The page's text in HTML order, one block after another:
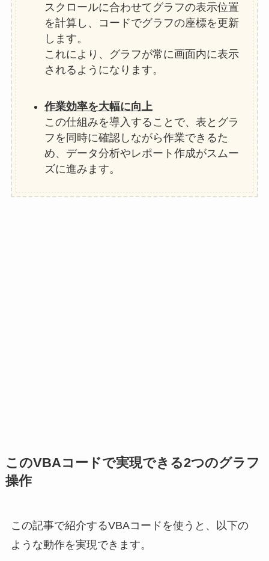
スクロールに合わせてグラフの表示位置
を計算し、コードでグラフの座標を更新
します。
これにより、グラフが常に画面内に表示
されるようになります。
作業効率を大幅に向上
この仕組みを導入することで、表とグラ
フを同時に確認しながら作業できるた
め、データ分析やレポート作成がスムー
ズに進みます。
このVBAコードで実現できる2つのグラフ
操作
この記事で紹介するVBAコードを使うと、以下の
ような動作を実現できます。